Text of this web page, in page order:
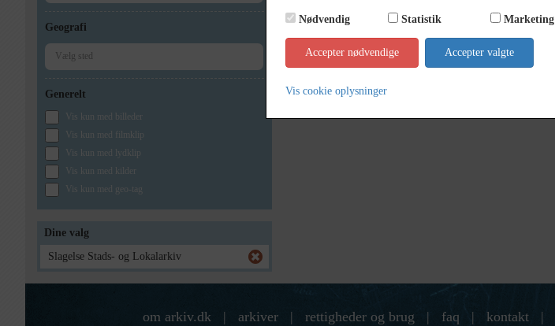
Geografi
Generelt
Vis kun med billeder
Vis kun med filmklip
Vis kun med lydklip
Vis kun med kilder
Vis kun med geo-tag
Dine valg
Slagelse Stads- og Lokalarkiv
om arkiv.dk | arkiver | rettigheder og brug | faq | kontakt |
Nødvendig Statistik Marketing
Accepter nødvendige Accepter valgte
Vis cookie oplysninger